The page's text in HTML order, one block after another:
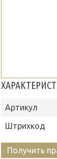
Артикул
Штрихкод
Получить